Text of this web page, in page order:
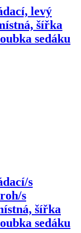
levý
šířka
sedáku
s
s
šířka
sedáku